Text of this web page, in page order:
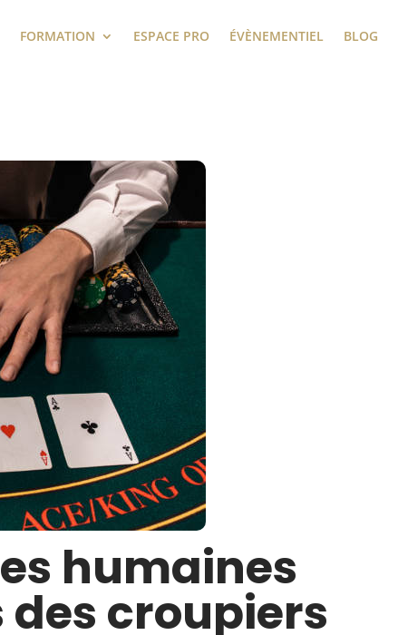
FORMATION ESPACE PRO ÉVÈNEMENTIEL BLOG
humaines
croupiers